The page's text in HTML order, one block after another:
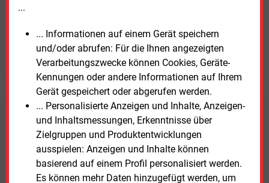
...
... Informationen auf einem Gerät speichern
und/oder abrufen: Für die Ihnen angezeigten
Verarbeitungszwecke können Cookies, Geräte-
Kennungen oder andere Informationen auf Ihrem
Gerät gespeichert oder abgerufen werden.
... Personalisierte Anzeigen und Inhalte, Anzeigen-
und Inhaltsmessungen, Erkenntnisse über
Zielgruppen und Produktentwicklungen
ausspielen: Anzeigen und Inhalte können
basierend auf einem Profil personalisiert werden.
Es können mehr Daten hinzugefügt werden, um
JETZT ARTIKEL KAUFEN
Testen SieE&M
kostenlos und
unverbindlich
Zwei Wochen kostenfreier Zugang
Zugang auf stündlich aktualisierte Nachrichten mit